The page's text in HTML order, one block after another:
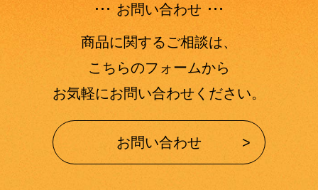
お問い合わせ
商品に関するご相談は、
こちらのフォームから
お気軽にお問い合わせください。
お問い合わせ